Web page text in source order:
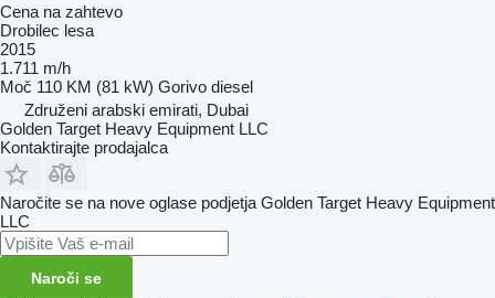
Cena na zahtevo
Drobilec lesa
2015
1.711 m/h
Moč 110 KM (81 kW) Gorivo diesel
Združeni arabski emirati, Dubai
Golden Target Heavy Equipment LLC
Kontaktirajte prodajalca
Naročite se na nove oglase podjetja Golden Target Heavy Equipment
LLC
Naroči se